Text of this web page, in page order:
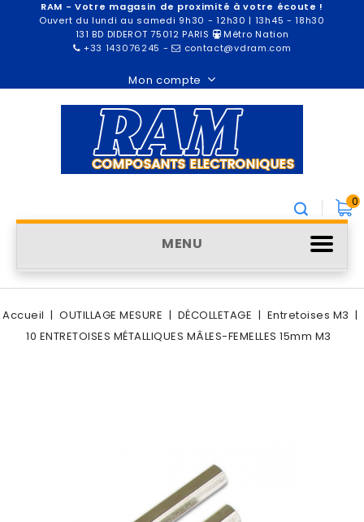
RAM - Votre magasin de proximité à votre écoute !
Ouvert du lundi au samedi 9h30 - 12h30 | 13h45 - 18h30
131 BD DIDEROT 75012 PARIS
Métro Nation
+33 143076245 - contact@vdram.com
Mon compte
0
MENU
Accueil OUTILLAGE MESURE DÉCOLLETAGE
Entretoises M3
10 ENTRETOISES MÉTALLIQUES MÂLES-FEMELLES 15mm M3